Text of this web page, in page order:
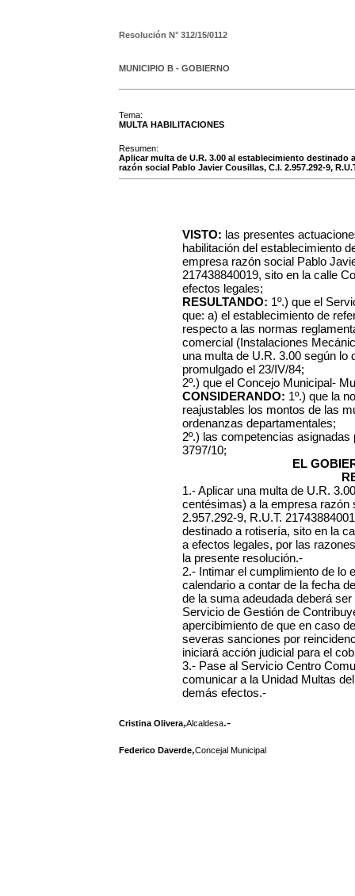
Resolución N° 312/15/0112
MUNICIPIO B - GOBIERNO
Tema:
MULTA HABILITACIONES
Resumen:
Aplicar multa de U.R. 3.00 al establecimiento destinado
razón social Pablo Javier Cousillas, C.I. 2.957.292-9,
VISTO: las presentes
habilitación del establecimiento
empresa razón social Pablo
217438840019, sito en la calle
efectos legales;
RESULTANDO: 1º.) que el
que: a) el establecimiento de
respecto a las normas
comercial (Instalaciones
una multa de U.R. 3.00 según lo
promulgado el 23/IV/84;
2º.) que el Concejo Municipal-
CONSIDERANDO: 1º.) que la
reajustables los montos de las
ordenanzas departamentales;
2º.) las competencias
3797/10;
EL
1.- Aplicar una multa de U.R.
centésimas) a la empresa razón
2.957.292-9, R.U.T.
destinado a rotisería, sito en la
a efectos legales, por las
la presente resolución.-
2.- Intimar el cumplimiento de lo
calendario a contar de la fecha
de la suma adeudada deberá
Servicio de Gestión de
apercibimiento de que en caso
severas sanciones por
iniciará acción judicial para el
3.- Pase al Servicio Centro
comunicar a la Unidad Multas
demás efectos.-
Cristina Olivera,Alcaldesa.-
Federico Daverde,Concejal Municipal